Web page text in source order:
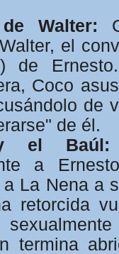
Walter:
el
de
Coco
de
de él.
el Baúl:
a
a La Nena a
retorcida
termina